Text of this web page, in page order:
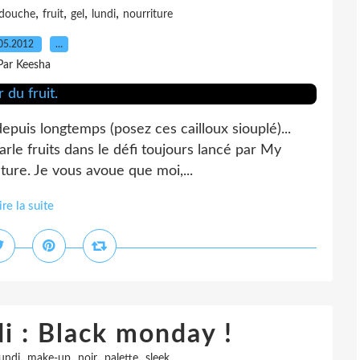
, fruit, gel, lundi, nourriture
…
Keesha
longtemps (posez ces cailloux siouplé)...
fruits dans le défi toujours lancé par My
Je vous avoue que moi,...
la suite
: Black monday !